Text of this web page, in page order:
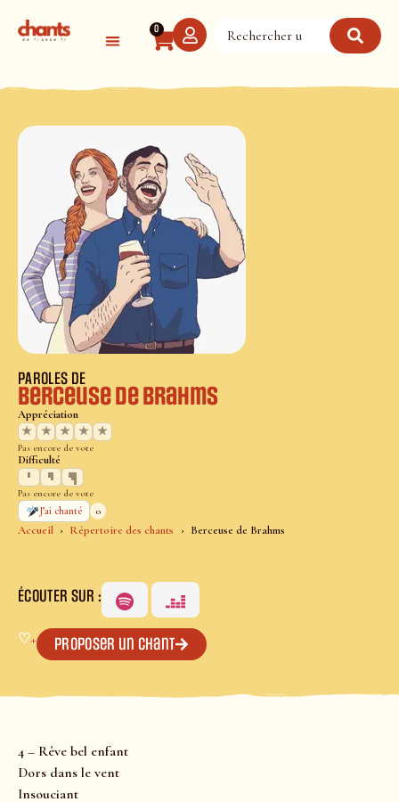
0
Accueil Répertoire des chants Berceuse de Brahms
PAROLES DE
Berceuse de Brahms
Appréciation
★
★ ★ ★ ★
Pas encore de vote
Difficulté
Pas encore de vote
J’ai chanté
0
ÉCOUTER SUR :
♡+ Proposer un chant
4 – Rêve bel enfant
Dors dans le vent
Insouciant